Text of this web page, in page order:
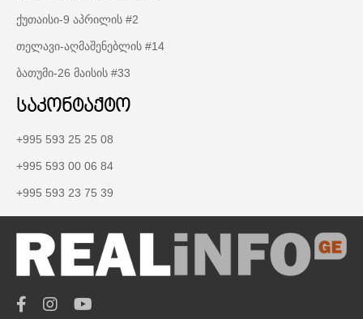
ქუთაისი-9 აპრილის #2
თელავი-აღმაშენებლის #14
ბათუმი-26 მაისის #33
საკონტაქტო
+995 593 25 25 08
+995 593 00 06 84
+995 593 23 75 39